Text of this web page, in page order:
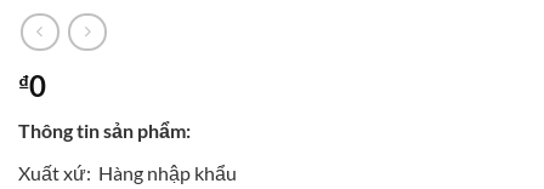
₫0
Thông tin sản phẩm:
Xuất xứ: Hàng nhập khẩu